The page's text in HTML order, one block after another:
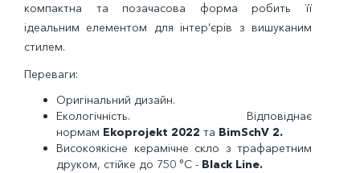
компактна та позачасова форма робить її
ідеальним елементом для інтер’єрів з вишуканим
стилем.
Переваги:
Оригінальний дизайн.
Екологічність. Відповіднає
нормам Ekoprojekt 2022 та BimSchV 2.
Високоякісне керамічне скло з трафаретним
друком, стійке до 750 °C - Black Line.